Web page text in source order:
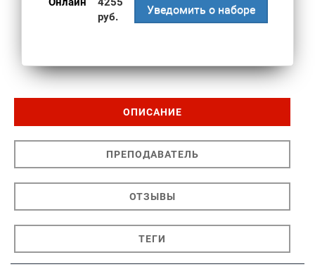
руб.
Уведомить о наборе
ОПИСАНИЕ
ПРЕПОДАВАТЕЛЬ
ОТЗЫВЫ
ТЕГИ